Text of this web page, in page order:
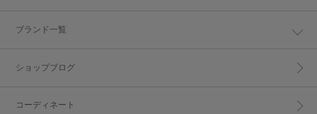
ブランド一覧
ショップブログ
コーディネート